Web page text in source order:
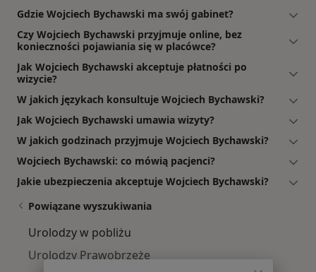
Gdzie Wojciech Bychawski ma swój gabinet?
Czy Wojciech Bychawski przyjmuje online, bez
konieczności pojawiania się w placówce?
Jak Wojciech Bychawski akceptuje płatności po
wizycie?
W jakich językach konsultuje Wojciech Bychawski?
Jak Wojciech Bychawski umawia wizyty?
W jakich godzinach przyjmuje Wojciech Bychawski?
Wojciech Bychawski: co mówią pacjenci?
Jakie ubezpieczenia akceptuje Wojciech Bychawski?
Powiązane wyszukiwania
Urolodzy w pobliżu
Urolodzy Prawobrzeże